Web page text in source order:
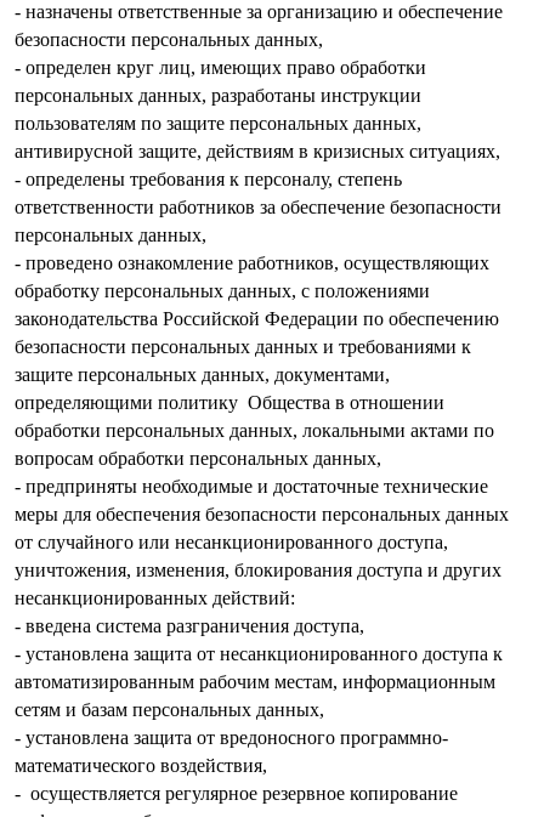
- назначены ответственные за организацию и обеспечение
безопасности персональных данных,
- определен круг лиц, имеющих право обработки
персональных данных, разработаны инструкции
пользователям по защите персональных данных,
антивирусной защите, действиям в кризисных ситуациях,
- определены требования к персоналу, степень
ответственности работников за обеспечение безопасности
персональных данных,
- проведено ознакомление работников, осуществляющих
обработку персональных данных, с положениями
законодательства Российской Федерации по обеспечению
безопасности персональных данных и требованиями к
защите персональных данных, документами,
определяющими политику Общества в отношении
обработки персональных данных, локальными актами по
вопросам обработки персональных данных,
- предприняты необходимые и достаточные технические
меры для обеспечения безопасности персональных данных
от случайного или несанкционированного доступа,
уничтожения, изменения, блокирования доступа и других
несанкционированных действий:
- введена система разграничения доступа,
- установлена защита от несанкционированного доступа к
автоматизированным рабочим местам, информационным
сетям и базам персональных данных,
- установлена защита от вредоносного программно-
математического воздействия,
- осуществляется регулярное резервное копирование